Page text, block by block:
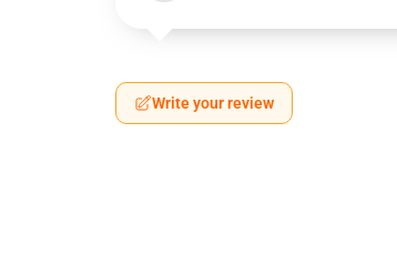
Write your review